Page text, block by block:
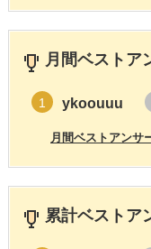
月間ベストア
1 ykoouuu
月間ベストアンサ
累計ベストア